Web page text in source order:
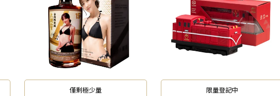
僅剩極少量 限量登記中